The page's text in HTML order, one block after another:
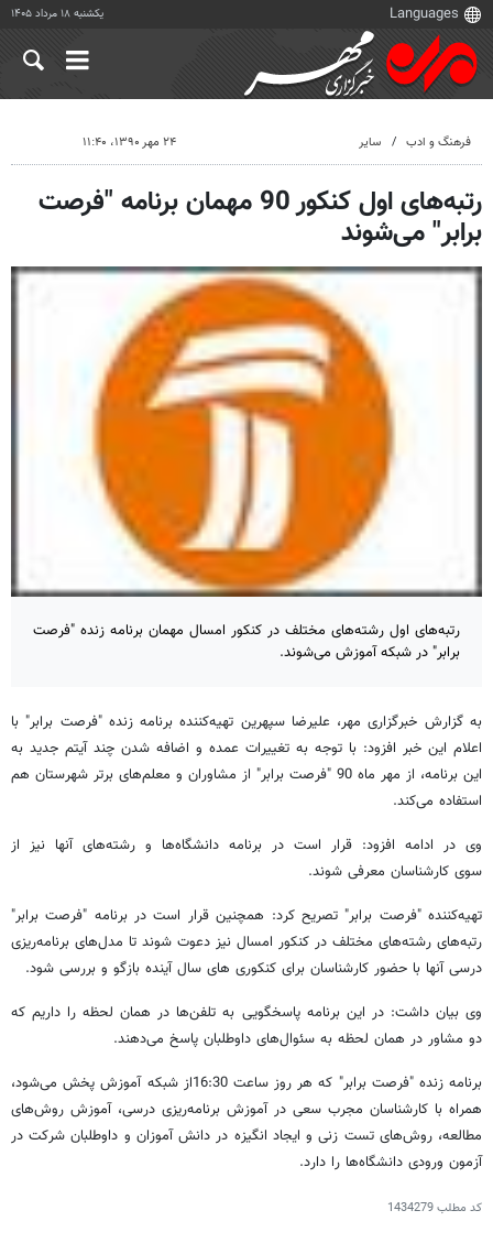
یکشنبه ۱۸ مرداد ۱۴۰۵
فرهنگ و ادب سایر ۲۴ مهر ۱۳۹۰، ۱۱:۴۰
رتبه‌های اول کنکور 90 مهمان برنامه "فرصت
برابر" می‌شوند
رتبه‌های اول رشته‌های مختلف در کنکور امسال مهمان برنامه زنده "فرصت
برابر" در شبکه آموزش می‌شوند.
به گزارش خبرگزاری مهر، علیرضا سپهرین تهیه‌کننده برنامه زنده "فرصت برابر" با
اعلام این خبر افزود: با توجه به تغییرات عمده و اضافه شدن چند آیتم‌ جدید به
این برنامه، از مهر ماه 90 "فرصت برابر" از مشاوران و معلم‌های برتر شهرستان هم
استفاده می‌کند.
وی در ادامه افزود: قرار است در برنامه دانشگاه‌ها و رشته‌های آنها نیز از
سوی کارشناسان معرفی شوند.
تهیه‌کننده "فرصت برابر" تصریح کرد: همچنین قرار است در برنامه "فرصت برابر"
رتبه‌های رشته‌های مختلف در کنکور امسال نیز دعوت شوند تا مدل‌های برنامه‌ریزی
درسی آنها با حضور کارشناسان برای کنکوری های سال آینده بازگو و بررسی شود.
وی بیان داشت: در این برنامه پاسخگویی به تلفن‌ها در همان لحظه را داریم که
دو مشاور در همان لحظه به سئوال‌های داوطلبان پاسخ می‌دهند.
برنامه زنده "فرصت برابر" که هر روز ساعت 16:30از شبکه آموزش پخش می‌شود،
همراه با کارشناسان مجرب سعی در آموزش برنامه‌ریزی درسی‌، آموزش روش‌های
مطالعه‌، روش‌های تست زنی و ایجاد انگیزه در دانش آموزان و داوطلبان شرکت در
آزمون ورودی دانشگاه‌ها را دارد.
کد مطلب1434279